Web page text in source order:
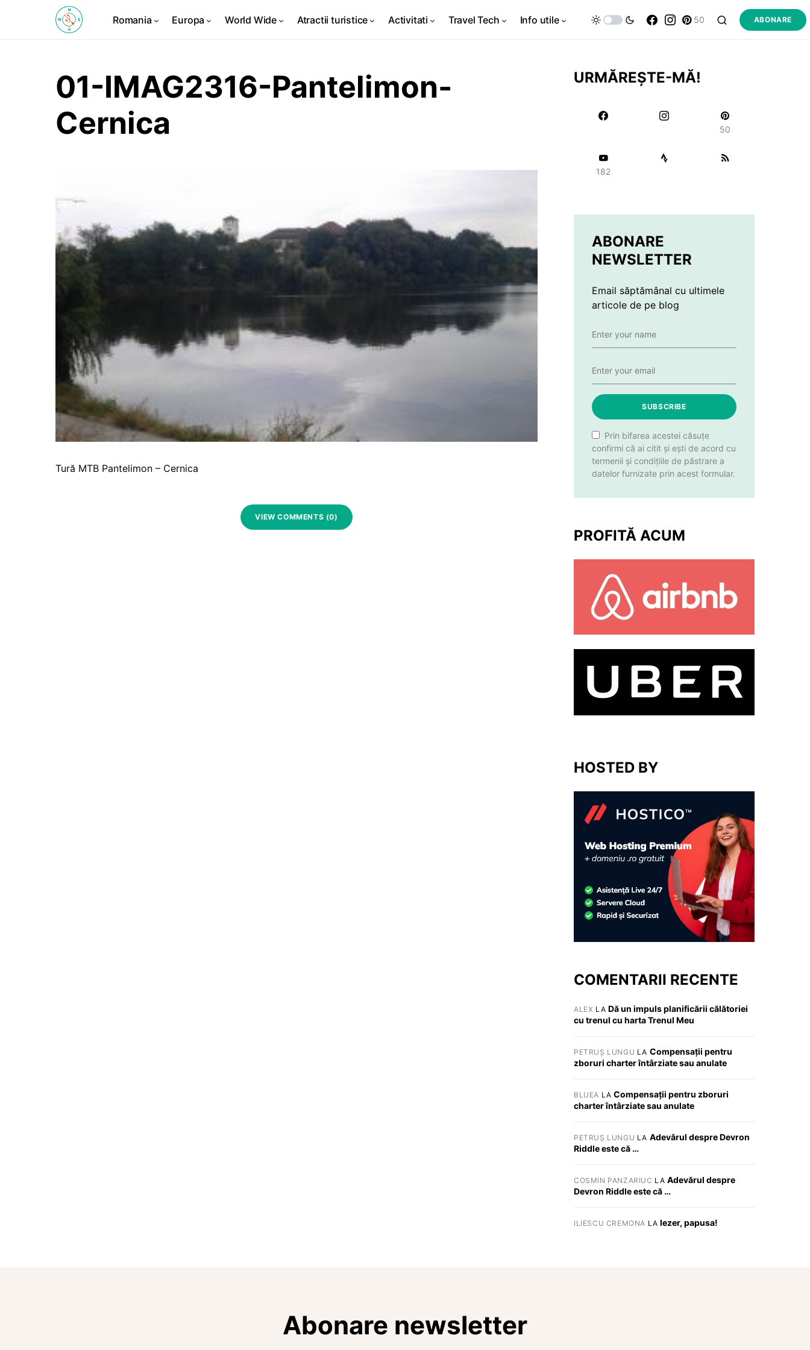
Romania Europa World Wide Atractii turistice Activitati Travel Tech Info utile 50 ABONARE
01-IMAG2316-Pantelimon-
Cernica
Tură MTB Pantelimon – Cernica
VIEW COMMENTS (0)
URMĂREȘTE-MĂ!
50
182
ABONARE
NEWSLETTER
Email săptămânal cu ultimele
articole de pe blog
SUBSCRIBE
Prin bifarea acestei căsuțe
confirmi că ai citit și ești de acord cu
termenii și condițiile de păstrare a
datelor furnizate prin acest formular.
PROFITĂ ACUM
HOSTED BY
COMENTARII RECENTE
ALEX LA Dă un impuls planificării călătoriei
cu trenul cu harta Trenul Meu
PETRUȘ LUNGU LA Compensații pentru
zboruri charter întârziate sau anulate
BLUEA LACompensații pentru zboruri
charter întârziate sau anulate
PETRUȘ LUNGU LA Adevărul despre Devron
Riddle este că …
COSMIN PANZARIUC LA Adevărul despre
Devron Riddle este că …
ILIESCU CREMONA LA Iezer, papusa!
Abonare newsletter